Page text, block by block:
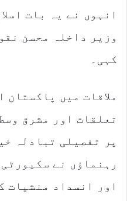
انہوں نے یہ بات
وزیر داخلہ محسن
کہی۔
ملاقات میں
تعلقات اور مشرق
پر تفصیلی تبادلہ
رہنماؤں نے
اور انسداد منشیات